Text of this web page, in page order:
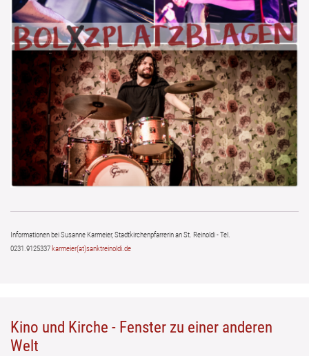
Informationen bei Susanne Karmeier, Stadtkirchenpfarrerin an St. Reinoldi - Tel.
0231.9125337 karmeier(at)sanktreinoldi.de
Kino und Kirche - Fenster zu einer anderen
Welt